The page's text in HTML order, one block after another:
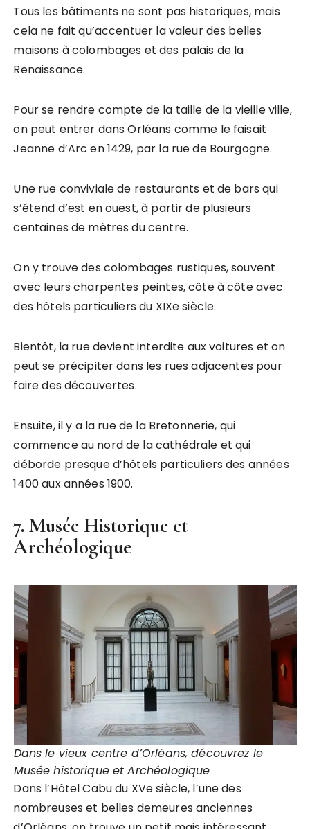
Tous les bâtiments ne sont pas historiques, mais
cela ne fait qu’accentuer la valeur des belles
maisons à colombages et des palais de la
Renaissance.
Pour se rendre compte de la taille de la vieille ville,
on peut entrer dans Orléans comme le faisait
Jeanne d’Arc en 1429, par la rue de Bourgogne.
Une rue conviviale de restaurants et de bars qui
s’étend d’est en ouest, à partir de plusieurs
centaines de mètres du centre.
On y trouve des colombages rustiques, souvent
avec leurs charpentes peintes, côte à côte avec
des hôtels particuliers du XIXe siècle.
Bientôt, la rue devient interdite aux voitures et on
peut se précipiter dans les rues adjacentes pour
faire des découvertes.
Ensuite, il y a la rue de la Bretonnerie, qui
commence au nord de la cathédrale et qui
déborde presque d’hôtels particuliers des années
1400 aux années 1900.
7. Musée Historique et
Archéologique
Dans le vieux centre d’Orléans, découvrez le
Musée historique et Archéologique
Dans l’Hôtel Cabu du XVe siècle, l’une des
nombreuses et belles demeures anciennes